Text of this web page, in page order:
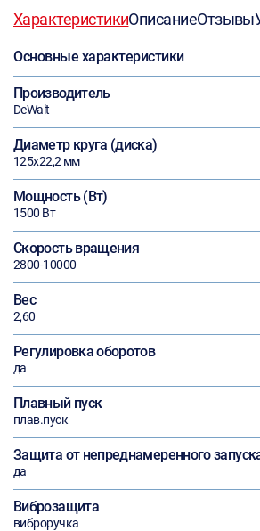
ХарактеристикиОписаниеОтзывы
Основные характеристики
Производитель
DeWalt
Диаметр круга (диска)
125х22,2 мм
Мощность (Вт)
1500 Вт
Скорость вращения
2800-10000
Вес
2,60
Регулировка оборотов
да
Плавный пуск
плав.пуск
Защита от непреднамеренного
да
Виброзащита
виброручка